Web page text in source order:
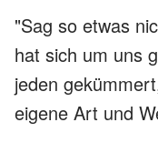
"Sag so etwas
hat sich um uns
jeden
eigene Art und